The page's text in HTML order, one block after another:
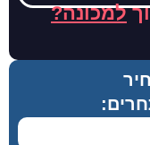
למכונה?